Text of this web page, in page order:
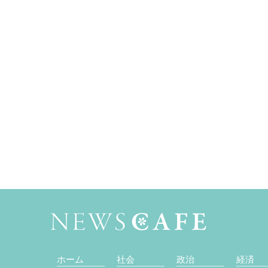
ホーム 社会 政治 経済